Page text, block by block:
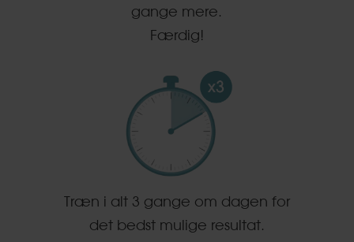
gange mere.
Færdig!
Træn i alt 3 gange om dagen for
det bedst mulige resultat.